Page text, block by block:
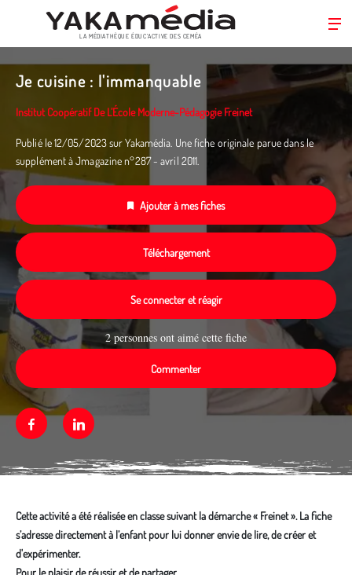
principal
LA MÉDIATHÈQUE ÉDUC’ACTIVE DES CEMÉA
Je cuisine : l'immanquable
Institut Coopératif De L’École Moderne-Pédagogie Freinet
Publié le 12/05/2023 sur Yakamédia. Une fiche originale parue dans le
supplément à Jmagazine n°287 - avril 2011.
Ajouter à mes fiches
Téléchargement
Se connecter et réagir
2 personnes ont aimé cette fiche
Commenter
FacebookLinkedin
Cette activité a été réalisée en classe suivant la démarche « Freinet ». La fiche
s’adresse directement à l’enfant pour lui donner envie de lire, de créer et
d'expérimenter.
Pour le plaisir de réussir et de partager.